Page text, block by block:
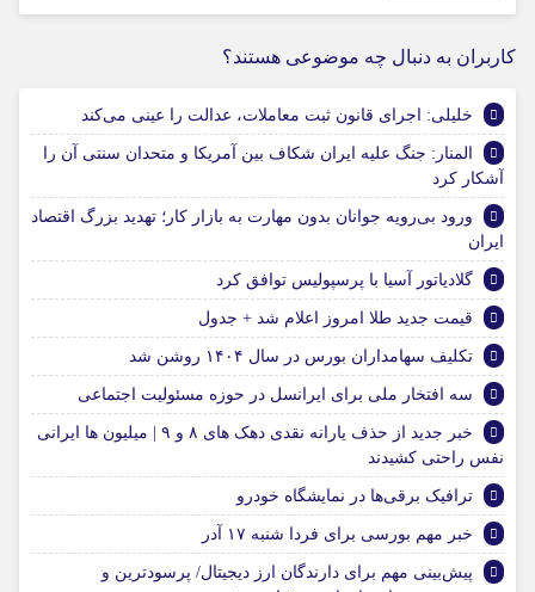
کاربران به دنبال چه موضوعی هستند؟
خلیلی: اجرای قانون ثبت معاملات، عدالت را عینی می‌کند
المنار: جنگ علیه ایران شکاف بین آمریکا و متحدان سنتی آن را
آشکار کرد
ورود بی‌رویه جوانان بدون مهارت به بازار کار؛ تهدید بزرگ اقتصاد
ایران
گلادیاتور آسیا با پرسپولیس توافق کرد
قیمت جدید طلا امروز اعلام شد + جدول
تکلیف سهامداران بورس در سال ۱۴۰۴ روشن شد
سه افتخار ملی برای ایرانسل در حوزه مسئولیت اجتماعی
خبر جدید از حذف یارانه نقدی دهک های ۸ و ۹ | میلیون ها ایرانی
نفس راحتی کشیدند
ترافیک برقی‌ها در نمایشگاه خودرو
خبر مهم بورسی برای فردا شنبه ۱۷ آدر
پیش‌بینی مهم برای دارندگان ارز دیجیتال/ پرسودترین و